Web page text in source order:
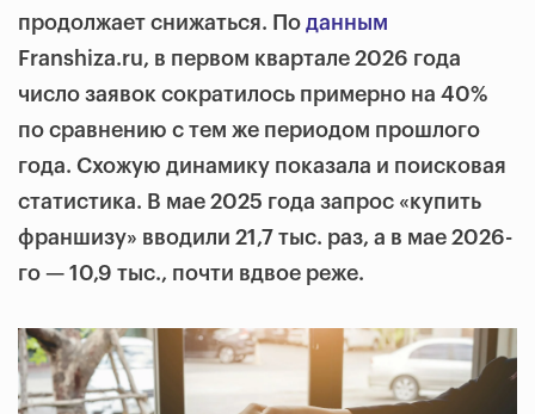
продолжает снижаться. По данным
Franshiza.ru, в первом квартале 2026 года
число заявок сократилось примерно на 40%
по сравнению с тем же периодом прошлого
года. Схожую динамику показала и поисковая
статистика. В мае 2025 года запрос «купить
франшизу» вводили 21,7 тыс. раз, а в мае 2026-
го — 10,9 тыс., почти вдвое реже.